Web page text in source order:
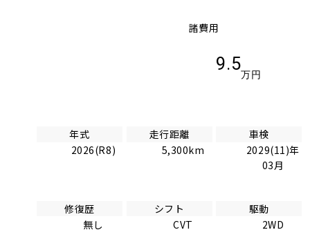
諸費用
9.5
万円
年式
2026(R8)
走行距離
5,300km
車検
2029(11)年
03月
修復歴
無し
シフト
CVT
駆動
2WD